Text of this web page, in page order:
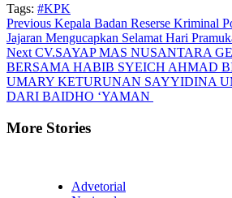
Tags: #KPK
Continue
Reading
Previous Kepala Badan Reserse Kriminal
Jajaran Mengucapkan Selamat Hari
Next CV.SAYAP MAS NUSANTARA
BERSAMA HABIB SYEICH AHMAD
UMARY KETURUNAN SAYYIDINA
DARI BAIDHO ‘YAMAN
More Stories
Advetorial